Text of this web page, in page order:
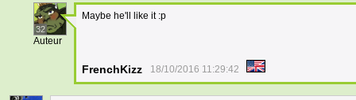
32
Auteur
Maybe he'll like it :p
FrenchKizz 18/10/2016 11:29:42